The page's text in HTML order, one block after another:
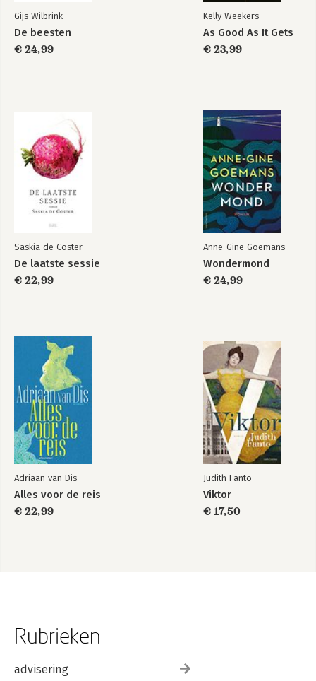
verhalen in voerde. Je voelt de gedrevenheid waarmee hij
vertelt.’
Filter
Gijs Wilbrink
De beesten
€ 24,99
Kelly Weekers
As Good As It Gets
€ 23,99
Saskia de Coster
De laatste sessie
€ 22,99
Anne-Gine Goemans
Wondermond
€ 24,99
Adriaan van Dis
Alles voor de reis
€ 22,99
Judith Fanto
Viktor
€ 17,50
Rubrieken
advisering